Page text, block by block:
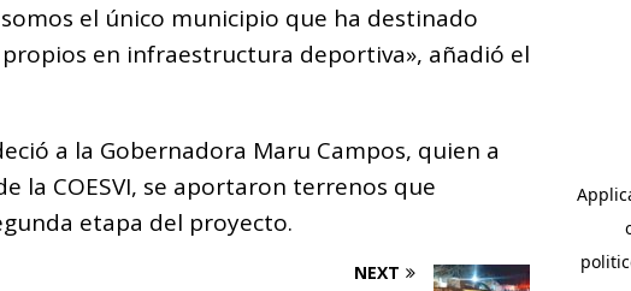
el único municipio que ha destinado
en infraestructura deportiva», añadió el
a la Gobernadora Maru Campos, quien a
la COESVI, se aportaron terrenos que
etapa del proyecto.
NEXT